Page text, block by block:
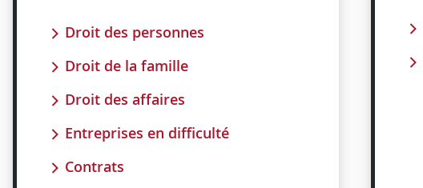
Droit des personnes
Droit de la famille
Droit des affaires
Entreprises en difficulté
Contrats